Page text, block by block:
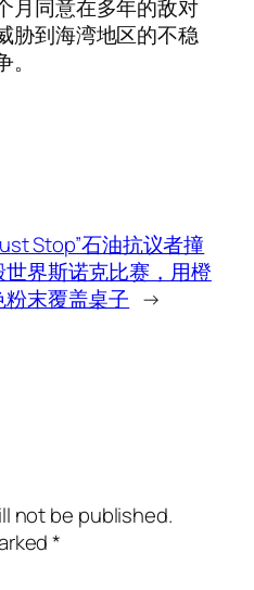
月同意在多年的敌对
胁到海湾地区的不稳
Stop”石油抗议者撞
世界斯诺克比赛，用橙
粉末覆盖桌子 →
not be published.
*